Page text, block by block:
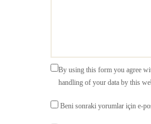
By using this form you agree
handling of your data by this
Beni sonraki yorumlar için e-